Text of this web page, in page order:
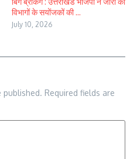
विभागों के सयोंजकों की ...
July 10, 2026
published. Required fields are